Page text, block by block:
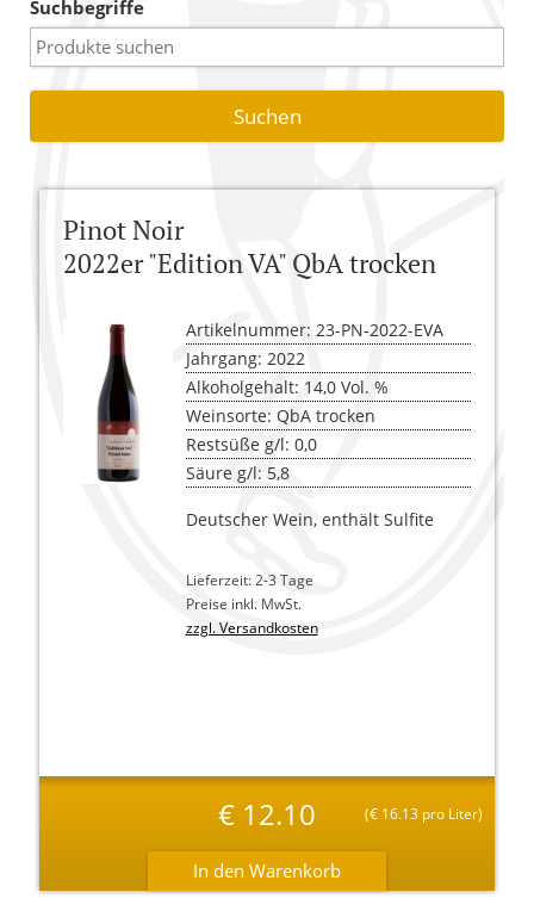
Warenkorb
Versandkosten
AGB
Kasse
Suchbegriffe
Pinot Noir
2022er "Edition VA" QbA trocken
Artikelnummer: 23-PN-2022-EVA
Jahrgang: 2022
Alkoholgehalt: 14,0 Vol. %
Weinsorte: QbA trocken
Restsüße g/l: 0,0
Säure g/l: 5,8
Deutscher Wein, enthält Sulfite
Lieferzeit: 2-3 Tage
Preise inkl. MwSt.
zzgl. Versandkosten
€12.10 (€ 16.13 pro Liter)